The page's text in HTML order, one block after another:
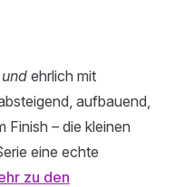
und ehrlich mit
aufbauend,
Finish – die kleinen
eine echte
zu den